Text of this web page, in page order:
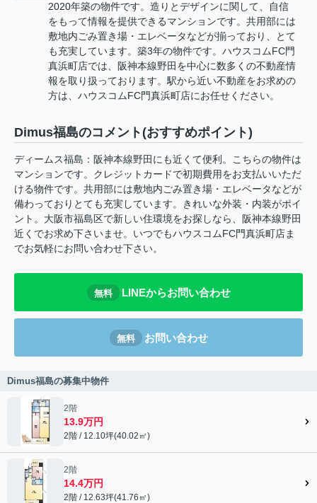
2020年築の物件です。造りとデザインに関して、自信
をもって情報を提供できるマンションです。共用部には
敷地内ごみ置き場・エレベータなどが揃っており、とて
も充実しています。築3年の物件です。ハウスコムFC門
真浜町店では、阪神本線野田を中心に数多くの不動産情
報を取り扱っております。駅から近い不動産をお求めの
方は、ハウスコムFC門真浜町店にお任せください。
Dimus福島のコメント(おすすめポイント)
ディームス福島：阪神本線野田にも近くて便利。こちらの物件は
マンションです。クレジットカードで初期費用をお支払いいただ
ける物件です。共用部には敷地内ごみ置き場・エレベータなどが
備わっておりとても充実しています。きれいな外装・内装がポイ
ント。大阪市福島区で新しい住環境をお探しなら、阪神本線野田
近くでお求め下さいませ。いつでもハウスコムFC門真浜町店ま
でお気軽にお問い合わせ下さい。
無料 LINEからお問い合わせ
無料 お問い合わせ
Dimus福島の募集中物件
2階
13.9万円
2階 / 12.10坪(40.02㎡)
2階
14.4万円
2階 / 12.63坪(41.76㎡)